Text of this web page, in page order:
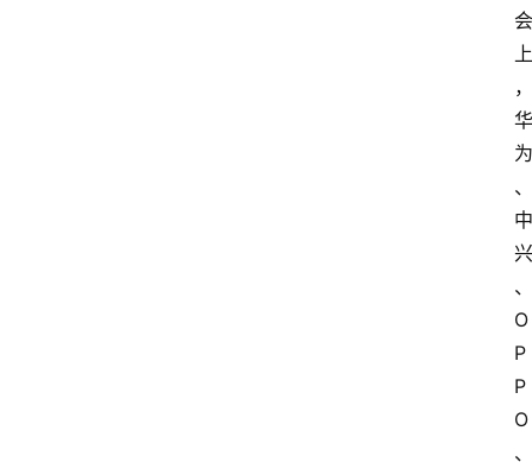
会
上
，
华
为
、
中
兴
、
O
P
P
O
、